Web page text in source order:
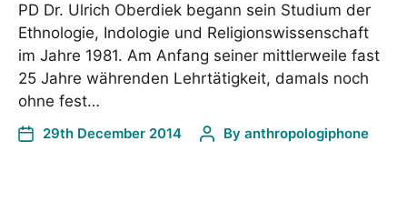
PD Dr. Ulrich Oberdiek begann sein Studium der
Ethnologie, Indologie und Religionswissenschaft
im Jahre 1981. Am Anfang seiner mittlerweile fast
25 Jahre währenden Lehrtätigkeit, damals noch
ohne fest…
29th December 2014 By anthropologiphone